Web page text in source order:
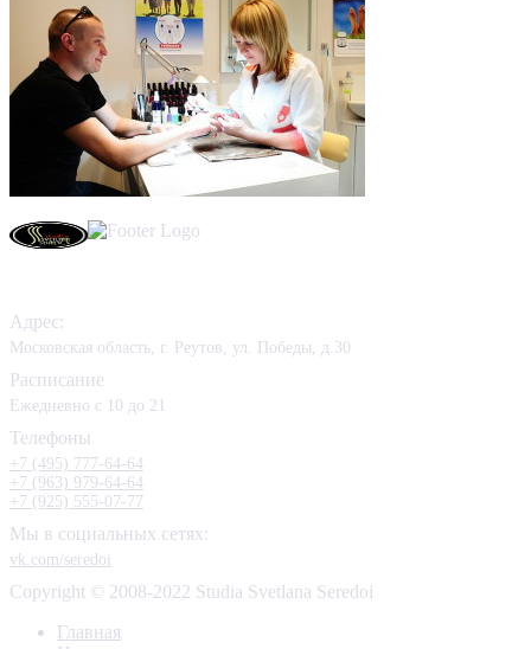
Адрес:
Московская область, г. Реутов, ул. Победы, д.30
Расписание
Ежедневно с 10 до 21
Телефоны
+7 (495) 777-64-64
+7 (963) 979-64-64
+7 (925) 555-07-77
Мы в социальных сетях:
vk.com/seredoi
Copyright © 2008-2022 Studia Svetlana Seredoi
Главная